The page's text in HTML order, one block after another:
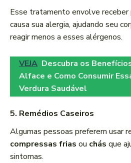
Esse tratamento envolve receber
causa sua alergia, ajudando seu
reagir menos a esses alérgenos.
VEJA Descubra os
Alface e Como Consumir
Verdura Saudável
5. Remédios Caseiros
Algumas pessoas preferem usar
compressas frias ou chás que
sintomas.